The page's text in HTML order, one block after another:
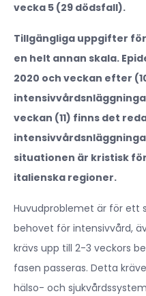
vecka 5 (29 dödsfall).
Tillgängliga uppgifter för
en helt annan skala.
2020 och veckan efter
veckan (11) finns det
situationen är kristisk
italienska regioner.
Huvudproblemet är för ett
behovet för intensivvård,
krävs upp till 2-3 veckors
fasen passeras. Detta
hälso- och